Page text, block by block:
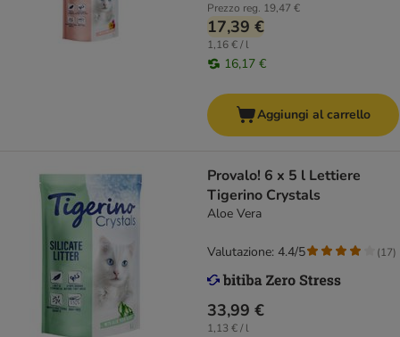
Prezzo reg. 19,47 €
17,39 €
1,16 € / l
16,17 €
Aggiungi al carrello
Provalo! 6 x 5 l Lettiere
Tigerino Crystals
Aloe Vera
33,99 €
1,13 € / l
Valutazione: 4.4/5 (17)